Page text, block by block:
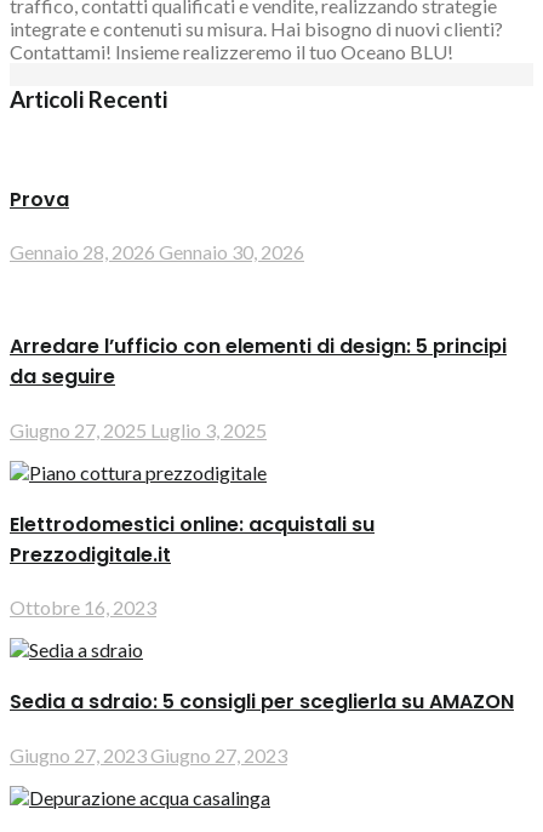
traffico, contatti qualificati e vendite, realizzando strategie
integrate e contenuti su misura. Hai bisogno di nuovi clienti?
Contattami! Insieme realizzeremo il tuo Oceano BLU!
Articoli Recenti
Prova
Gennaio 28, 2026 Gennaio 30, 2026
Arredare l’ufficio con elementi di design: 5 principi
da seguire
Giugno 27, 2025 Luglio 3, 2025
Elettrodomestici online: acquistali su
Prezzodigitale.it
Ottobre 16, 2023
Sedia a sdraio: 5 consigli per sceglierla su AMAZON
Giugno 27, 2023Giugno 27, 2023